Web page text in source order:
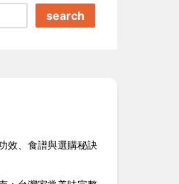
search
效、食譜與選購秘訣